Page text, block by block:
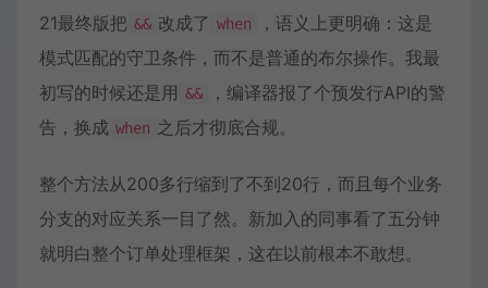
21最终版把 && 改成了 when
，语义上更明确：这是
模式匹配的守卫条件，而不是普通的布尔操作。我最
初写的时候还是用 &&
，编译器报了个预发行API的警
告，换成 when 之后才彻底合规。
整个方法从200多行缩到了不到20行，而且每个业务
分支的对应关系一目了然。新加入的同事看了五分钟
就明白整个订单处理框架，这在以前根本不敢想。